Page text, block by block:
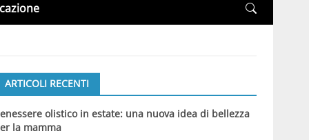
ARTICOLI RECENTI
olistico in estate: una nuova idea di bellezza
la mamma